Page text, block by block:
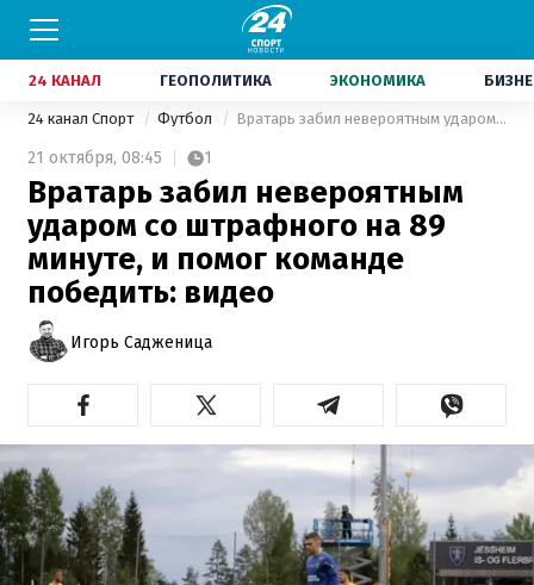
24 КАНАЛ ГЕОПОЛИТИКА ЭКОНОМИКА
24 канал Спорт Футбол Вратарь забил невероятным ударом со штрафного на 89 минуте, и помог команде победить: видео
21 октября, 08:45 1
Вратарь забил невероятным
ударом со штрафного на 89
минуте, и помог команде
победить: видео
Игорь Садженица